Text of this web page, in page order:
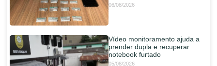
06/08/2026
Vídeo monitoramento ajuda a
prender dupla e recuperar
notebook furtado
05/08/2026